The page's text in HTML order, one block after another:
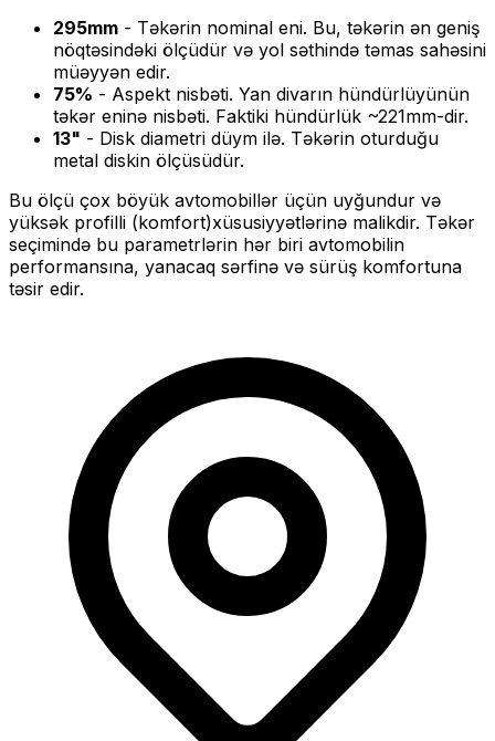
295mm - Təkərin nominal eni. Bu, təkərin ən geniş
nöqtəsindəki ölçüdür və yol səthində təmas sahəsini
müəyyən edir.
75% - Aspekt nisbəti. Yan divarın hündürlüyünün
təkər eninə nisbəti. Faktiki hündürlük ~221mm-dir.
13" - Disk diametri düym ilə. Təkərin oturduğu
metal diskin ölçüsüdür.
Bu ölçü çox böyük avtomobillər üçün uyğundur və
yüksək profilli (komfort)xüsusiyyətlərinə malikdir. Təkər
seçimində bu parametrlərin hər biri avtomobilin
performansına, yanacaq sərfinə və sürüş komfortuna
təsir edir.